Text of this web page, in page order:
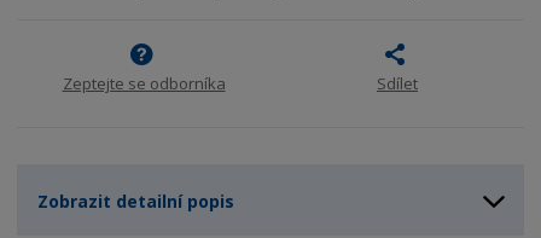
Zeptejte se odborníka Sdílet
Zobrazit detailní popis